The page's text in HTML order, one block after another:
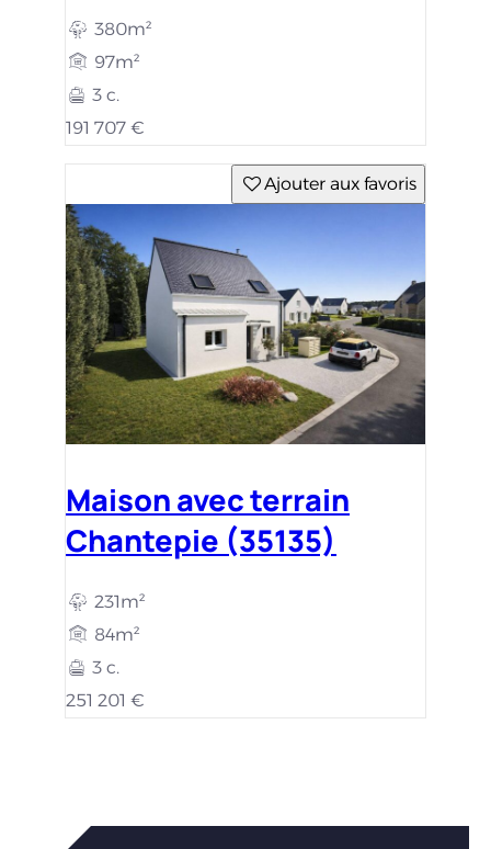
380m²
97m²
3 c.
191 707 €
Ajouter aux favoris
Maison avec terrain
Chantepie (35135)
231m²
84m²
3 c.
251 201 €